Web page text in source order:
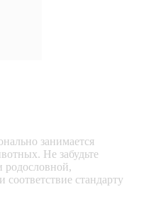
занимается
Не забудьте
родословной,
стандарту